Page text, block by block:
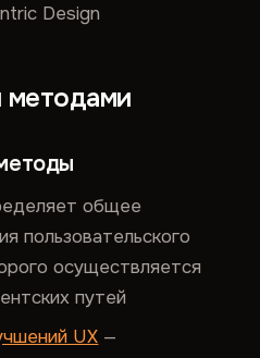
Design
методами
общее
пользовательского
осуществляется
путей
UX —